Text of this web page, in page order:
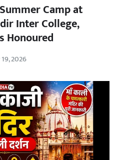
Camp at
Inter College,
Honoured
2026